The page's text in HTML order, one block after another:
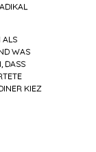
ALS
WAS
DASS
KIEZ